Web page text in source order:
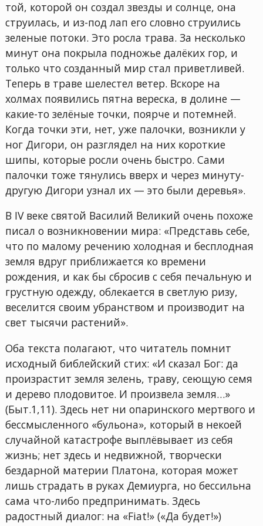
той, которой он создал звезды и солнце, она
струилась, и из-под лап его словно струились
зеленые потоки. Это росла трава. За несколько
минут она покрыла подножье далёких гор, и
только что созданный мир стал приветливей.
Теперь в траве шелестел ветер. Вскоре на
холмах появились пятна вереска, в долине —
какие-то зелёные точки, поярче и потемней.
Когда точки эти, нет, уже палочки, возникли у
ног Дигори, он разглядел на них короткие
шипы, которые росли очень быстро. Сами
палочки тоже тянулись вверх и через минуту-
другую Дигори узнал их — это были деревья».
В IV веке святой Василий Великий очень похоже
писал о возникновении мира: «Представь себе,
что по малому речению холодная и бесплодная
земля вдруг приближается ко времени
рождения, и как бы сбросив с себя печальную и
грустную одежду, облекается в светлую ризу,
веселится своим убранством и производит на
свет тысячи растений».
Оба текста полагают, что читатель помнит
исходный библейский стих: «И сказал Бог: да
произрастит земля зелень, траву, сеющую семя
и дерево плодовитое. И произвела земля…»
(Быт.1,11). Здесь нет ни опаринского мертвого и
бессмысленного «бульона», который в некоей
случайной катастрофе выплёвывает из себя
жизнь; нет здесь и недвижной, творчески
бездарной материи Платона, которая может
лишь страдать в руках Демиурга, но бессильна
сама что-либо предпринимать. Здесь
радостный диалог: на «Fiat!» («Да будет!»)